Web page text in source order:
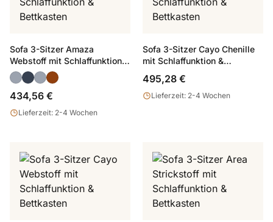
Sofa 3-Sitzer Amaza
Webstoff mit Schlaffunktion &
Bettkasten
434,56 €
Lieferzeit: 2-4 Wochen
Sofa 3-Sitzer Cayo Chenille
mit Schlaffunktion &
495,28 €
Lieferzeit: 2-4 Wochen